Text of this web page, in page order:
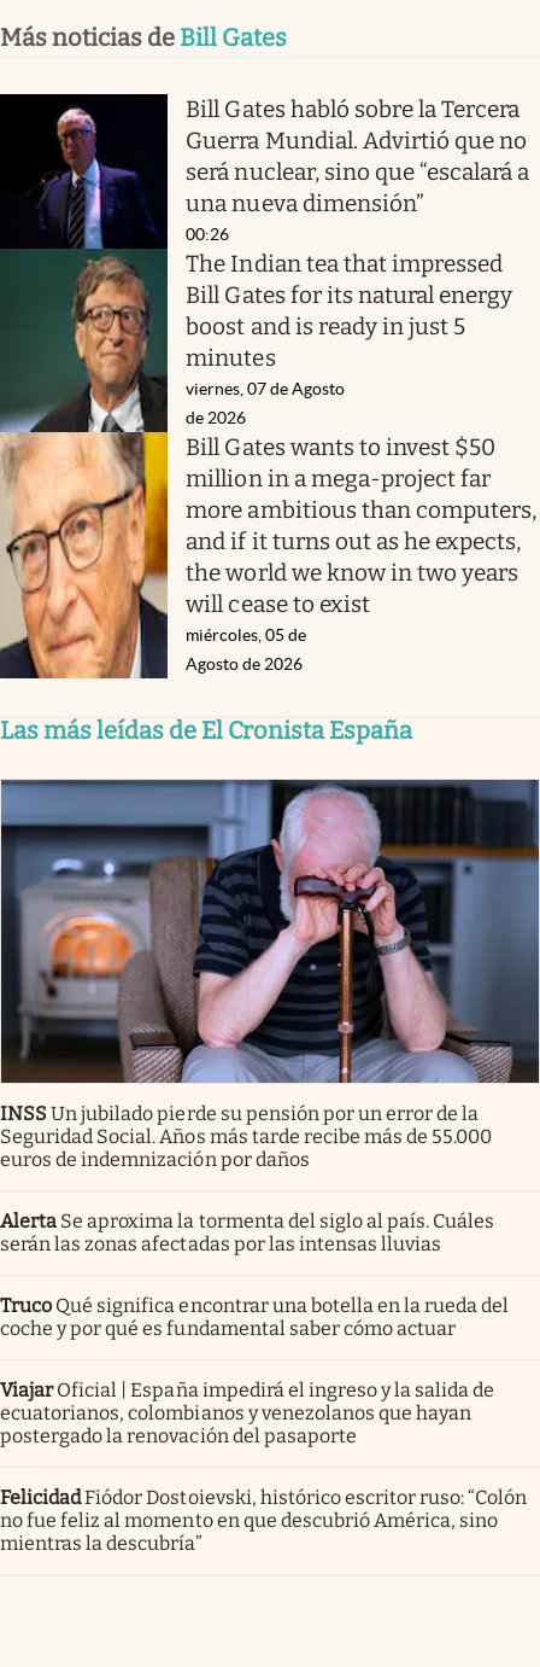
Más noticias de Bill Gates
Bill Gates habló sobre la Tercera
Guerra Mundial. Advirtió que no
será nuclear, sino que “escalará a
una nueva dimensión”
00:26
The Indian tea that impressed
Bill Gates for its natural energy
boost and is ready in just 5
minutes
viernes, 07 de Agosto
de 2026
Bill Gates wants to invest $50
million in a mega-project far
more ambitious than computers,
and if it turns out as he expects,
the world we know in two years
will cease to exist
miércoles, 05 de
Agosto de 2026
Las más leídas de El Cronista España
INSSUn jubilado pierde su pensión por un error de la
Seguridad Social. Años más tarde recibe más de 55.000
euros de indemnización por daños
Alerta Se aproxima la tormenta del siglo al país. Cuáles
serán las zonas afectadas por las intensas lluvias
Truco Qué significa encontrar una botella en la rueda del
coche y por qué es fundamental saber cómo actuar
Viajar Oficial | España impedirá el ingreso y la salida de
ecuatorianos, colombianos y venezolanos que hayan
postergado la renovación del pasaporte
FelicidadFiódor Dostoievski, histórico escritor ruso: “Colón
no fue feliz al momento en que descubrió América, sino
mientras la descubría”